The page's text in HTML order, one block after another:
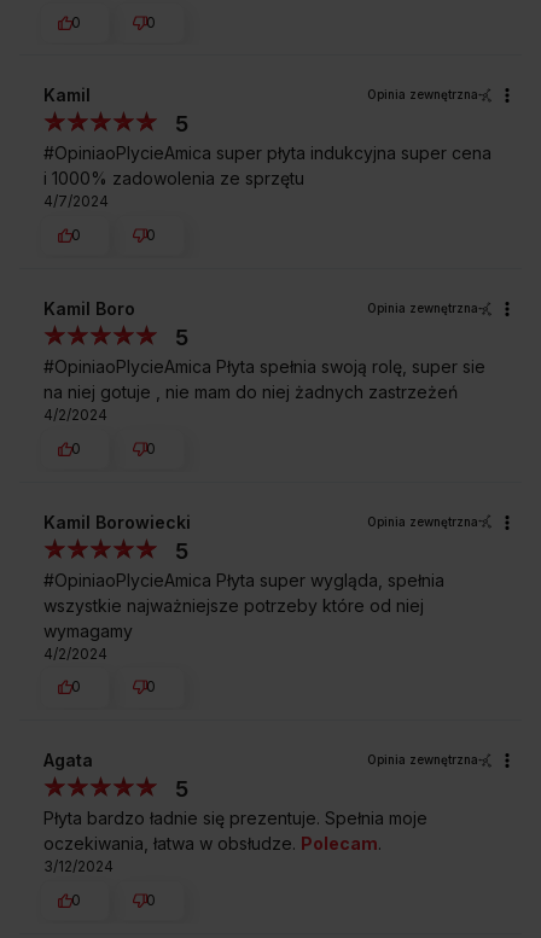
0
0
Kamil Opinia zewnętrzna
5
#OpiniaoPlycieAmica super płyta indukcyjna super cena
i 1000% zadowolenia ze sprzętu
4/7/2024
0
0
Kamil Boro Opinia zewnętrzna
5
#OpiniaoPlycieAmica Płyta spełnia swoją rolę, super sie
na niej gotuje , nie mam do niej żadnych zastrzeżeń
4/2/2024
0
0
Kamil Borowiecki Opinia zewnętrzna
5
#OpiniaoPlycieAmica Płyta super wygląda, spełnia
wszystkie najważniejsze potrzeby które od niej
wymagamy
4/2/2024
0
0
Agata Opinia zewnętrzna
5
Płyta bardzo ładnie się prezentuje. Spełnia moje
oczekiwania, łatwa w obsłudze. Polecam.
3/12/2024
0
0